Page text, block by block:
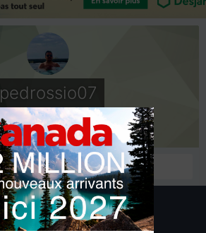
pedrossio07
Nouveaux
INSCRIPTION
29 mai 2020